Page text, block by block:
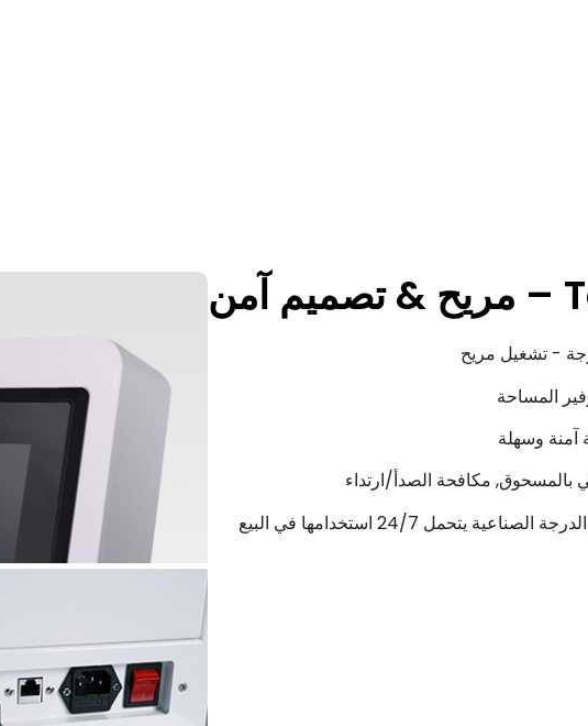
المساحة
آمنة وسهلة
مكافحة الصدأ/ارتداء
هيكل فولاذي مطلي بمسحوق من الدرجة الصناعية يتحمل 24/7 استخدامها في البيع